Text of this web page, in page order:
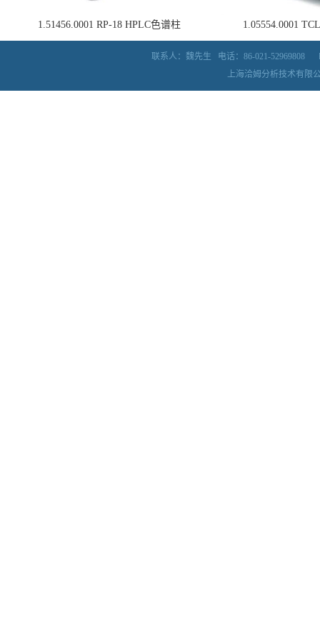
1.51456.0001 RP-18 HPLC色谱柱 1.05554.0001
联系人：魏先生 电话：86-021-52969808
上海洽姆分析技术有限